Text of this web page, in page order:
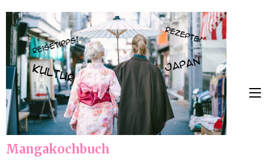
content
(Press
Enter)
Mangakochbuch